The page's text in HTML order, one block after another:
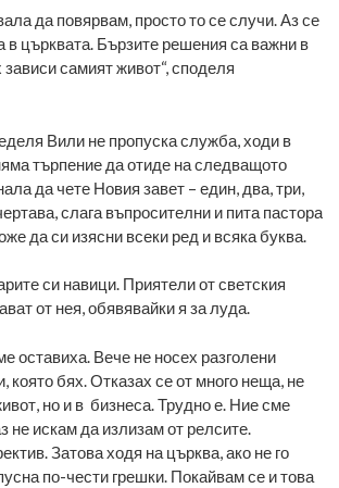
да повярвам, просто то се случи. Аз се
в църквата. Бързите решения са важни в
зависи самият живот“, споделя
Вили не пропуска служба, ходи в
търпение да отиде на следващото
да чете Новия завет – един, два, три,
слага въпросителни и пита пастора
да си изясни всеки ред и всяка буква.
си навици. Приятели от светския
от нея, обявявайки я за луда.
оставиха. Вече не носех разголени
която бях. Отказах се от много неща, не
но и в бизнеса. Трудно е. Ние сме
не искам да излизам от релсите.
Затова ходя на църква, ако не го
по-чести грешки. Покайвам се и това